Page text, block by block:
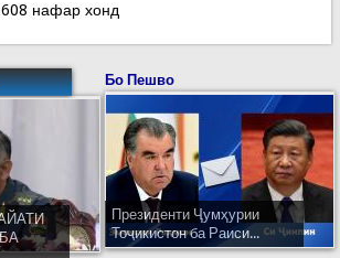
Раёсати Хатлон дар интихобот
нафар хонд
Бо Пешво
Президенти Ҷумҳурии
Тоҷикистон ба Раиси...